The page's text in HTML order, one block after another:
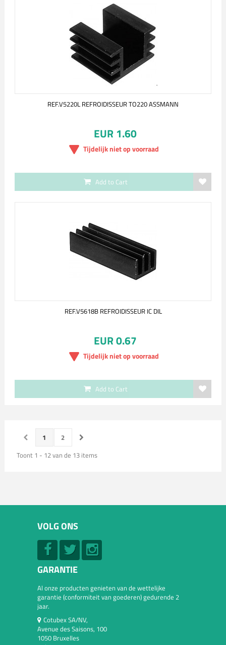
REF.V5220L REFROIDISSEUR TO220 ASSMANN
EUR 1.60
Tijdelijk niet op voorraad
Add to Cart
REF.V5618B REFROIDISSEUR IC DIL
EUR 0.67
Tijdelijk niet op voorraad
Add to Cart
1
2
Toont 1 - 12 van de 13 items
VOLG ONS
GARANTIE
Al onze producten genieten van de wettelijke
garantie (conformiteit van goederen) gedurende 2
jaar.
Cotubex SA/NV,
Avenue des Saisons, 100
1050 Bruxelles